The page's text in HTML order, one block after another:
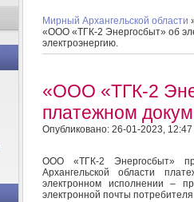
Мирный Архангельской области
«ООО «ТГК-2 Энергосбыт» об
электроэнергию.
«ООО «ТГК-2
платежном
Опубликовано: 26-01-2023, 12:47
ООО «ТГК-2 Энергосбыт»
Архангельской области
электронном исполнении –
электронной почты потребителя